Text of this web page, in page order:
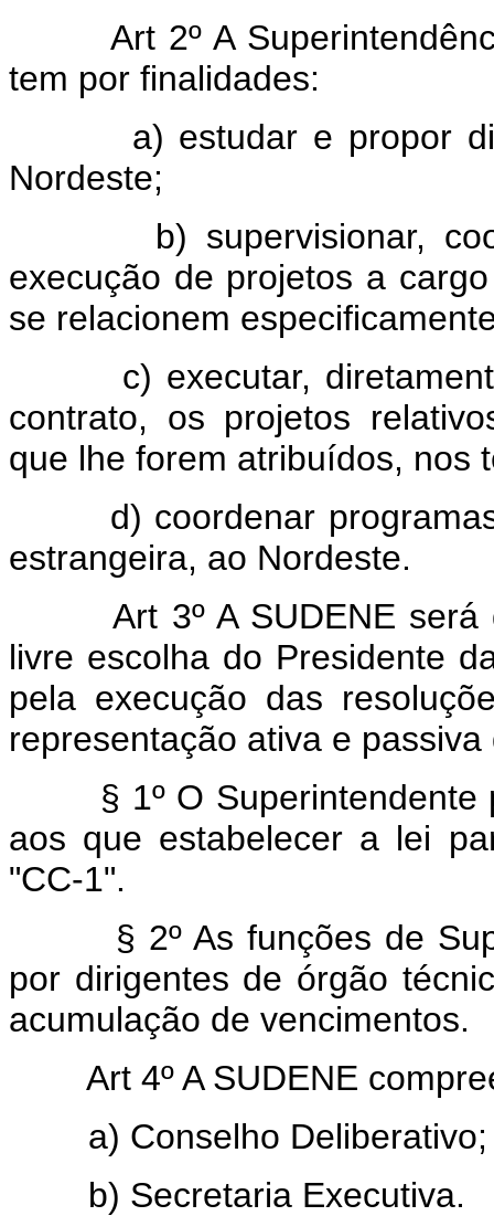
Art 2º A
tem por finalidades:
a) estudar e propor
Nordeste;
b) supervisionar,
execução de projetos a
se relacionem
c) executar, diretamente
contrato, os projetos
que lhe forem atribuídos, nos
d) coordenar programas
estrangeira, ao Nordeste.
Art 3º A SUDENE
livre escolha do Presidente
pela execução das
representação ativa e
§ 1º O Superintendente
aos que estabelecer a lei
"CC-1".
§ 2º As funções de
por dirigentes de órgão
acumulação de vencimentos.
Art 4º A SUDENE
a) Conselho Deliberativo;
b) Secretaria Executiva.